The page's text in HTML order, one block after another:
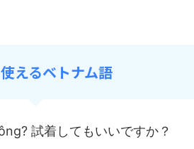
えるベトナム語
試着してもいいですか？